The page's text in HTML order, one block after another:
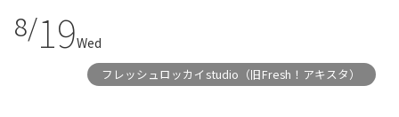
8/19Wed
フレッシュロッカイstudio（旧Fresh！アキスタ）